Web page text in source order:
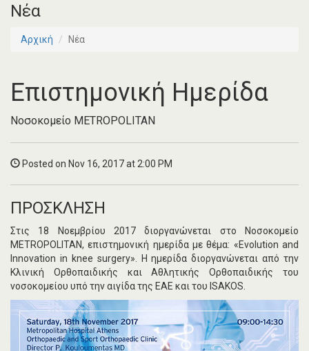
Νέα
Αρχική Νέα
Eπιστημονική Hμερίδα
Νοσοκομείο METROPOLITAN
Posted on Nov 16, 2017 at 2:00 PM
ΠΡΟΣΚΛΗΣΗ
Στις 18 Νοεμβρίου 2017 διοργανώνεται στο Νοσοκομείο
METROPOLITAN, επιστημονική ημερίδα με θέμα: «Evolution and
Innovation in knee surgery». Η ημερίδα διοργανώνεται από την
Κλινική Ορθοπαιδικής και Αθλητικής Ορθοπαιδικής του
νοσοκομείου υπό την αιγίδα της ΕΑΕ και του ISAKOS.